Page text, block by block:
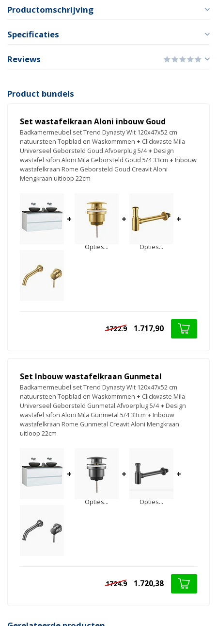
Productomschrijving
Specificaties
Reviews
Product bundels
Set wastafelkraan Aloni inbouw Goud
Badkamermeubel set Trend Dynasty Wit 120x47x52 cm
natuursteen Topblad en Waskommmen + Clickwaste Mila
Universeel Geborsteld Goud Afvoerplug 5/4 + Design
wastafel sifon Aloni Mila Geborsteld Goud 5/4 33cm + Inbouw
wastafelkraan Rome Geborsteld Goud Creavit Aloni
Mengkraan uitloop 22cm
+
Opties...
+
Opties...
+
1722.9 1.717,90
Set Inbouw wastafelkraan Gunmetal
Badkamermeubel set Trend Dynasty Wit 120x47x52 cm
natuursteen Topblad en Waskommmen + Clickwaste Mila
Universeel Geborsteld Gunmetal Afvoerplug 5/4 + Design
wastafel sifon Aloni Mila Gunmetal 5/4 33cm + Inbouw
wastafelkraan Rome Gunmetal Creavit Aloni Mengkraan
uitloop 22cm
+
Opties...
+
Opties...
+
1724.9 1.720,38